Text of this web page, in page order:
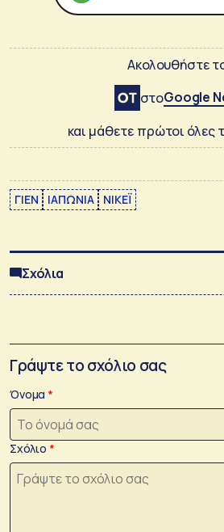
Ακολουθήστε
στοGoogle
και μάθετε πρώτοι όλες
ΓΙΕΝ ΙΑΠΩΝΙΑ ΝΙΚΕΪ
Σχόλια
Γράψτε το σχόλιο σας
Όνομα
Σχόλιο